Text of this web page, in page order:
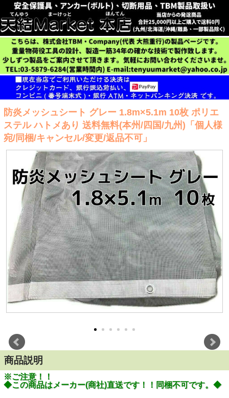
防炎メッシュシート グレー 1.8m×5.1m 10枚 ポリエ
ステル ハトメあり 送料無料(本州/四国/九州)「個人様
宛/同梱/キャンセル/変更/返品不可」
商品説明
※ご注意！！
◆この商品はメーカー(商社)直送です！！同梱不可です。◆